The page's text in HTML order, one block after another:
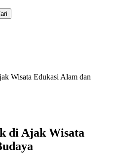
Wisata Edukasi Alam dan
di Ajak Wisata